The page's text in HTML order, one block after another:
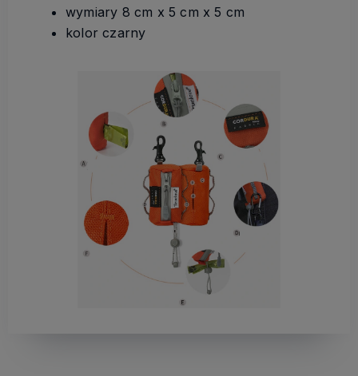
wymiary 8 cm x 5 cm x 5 cm
kolor czarny